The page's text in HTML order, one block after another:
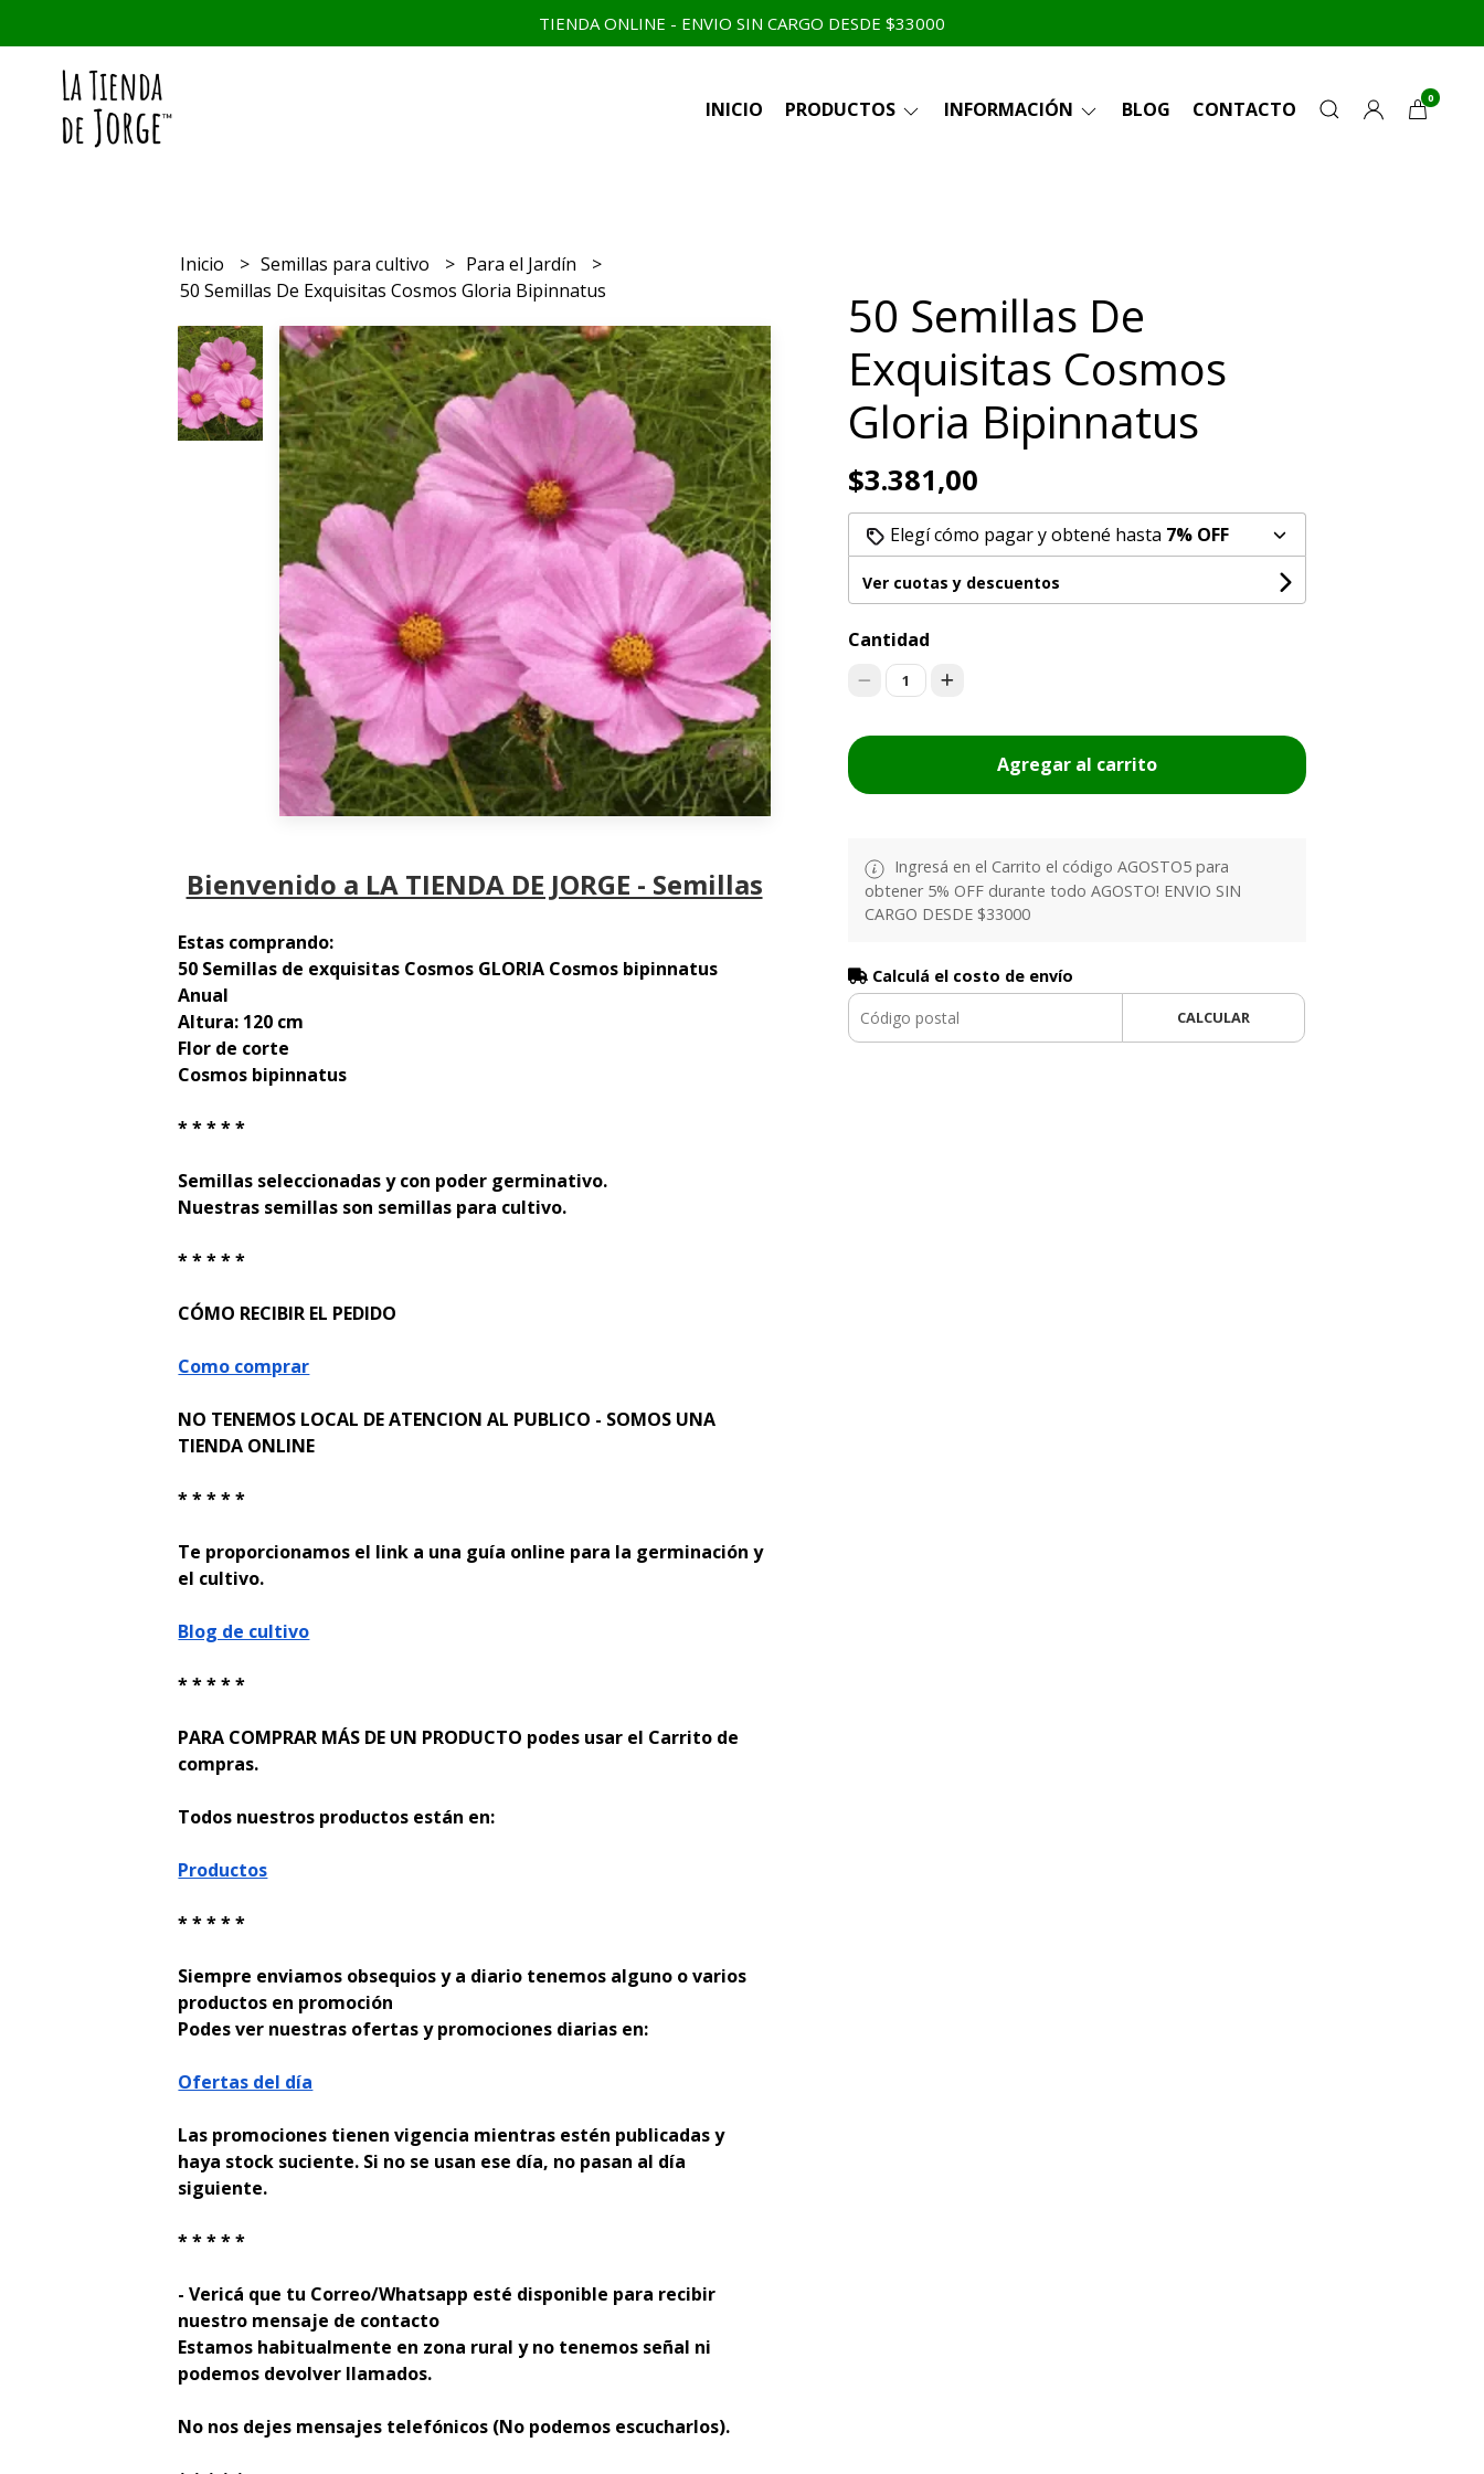
TIENDA ONLINE - ENVIO SIN CARGO DESDE $33000
INICIO PRODUCTOS INFORMACIÓN BLOG CONTACTO 0
Inicio Semillas para cultivo
Para el Jardín
50 Semillas De Exquisitas Cosmos Gloria Bipinnatus
Bienvenido a LA TIENDA DE JORGE - Semillas
Estas comprando:
50 Semillas de exquisitas Cosmos GLORIA Cosmos bipinnatus
Anual
Altura: 120 cm
Flor de corte
Cosmos bipinnatus
* * * * *
Semillas seleccionadas y con poder germinativo.
Nuestras semillas son semillas para cultivo.
* * * * *
CÓMO RECIBIR EL PEDIDO
Como comprar
NO TENEMOS LOCAL DE ATENCION AL PUBLICO - SOMOS UNA
TIENDA ONLINE
* * * * *
Te proporcionamos el link a una guía online para la germinación y
el cultivo.
Blog de cultivo
* * * * *
PARA COMPRAR MÁS DE UN PRODUCTO podes usar el Carrito de
compras.
Todos nuestros productos están en:
Productos
* * * * *
Siempre enviamos obsequios y a diario tenemos alguno o varios
productos en promoción
Podes ver nuestras ofertas y promociones diarias en:
Ofertas del día
Las promociones tienen vigencia mientras estén publicadas y
haya stock suficiente. Si no se usan ese día, no pasan al día
siguiente.
* * * * *
- Verificá que tu Correo/Whatsapp esté disponible para recibir
nuestro mensaje de contacto
Estamos habitualmente en zona rural y no tenemos señal ni
podemos devolver llamados.
No nos dejes mensajes telefónicos (No podemos escucharlos).
50 Semillas De
Exquisitas Cosmos
Gloria Bipinnatus
$3.381,00
Elegí cómo pagar y obtené hasta 7% OFF
Ver cuotas y descuentos
Cantidad
1
Agregar al carrito
Ingresá en el Carrito el código AGOSTO5 para
obtener 5% OFF durante todo AGOSTO! ENVIO SIN
CARGO DESDE $33000
Calculá el costo de envío
CALCULAR